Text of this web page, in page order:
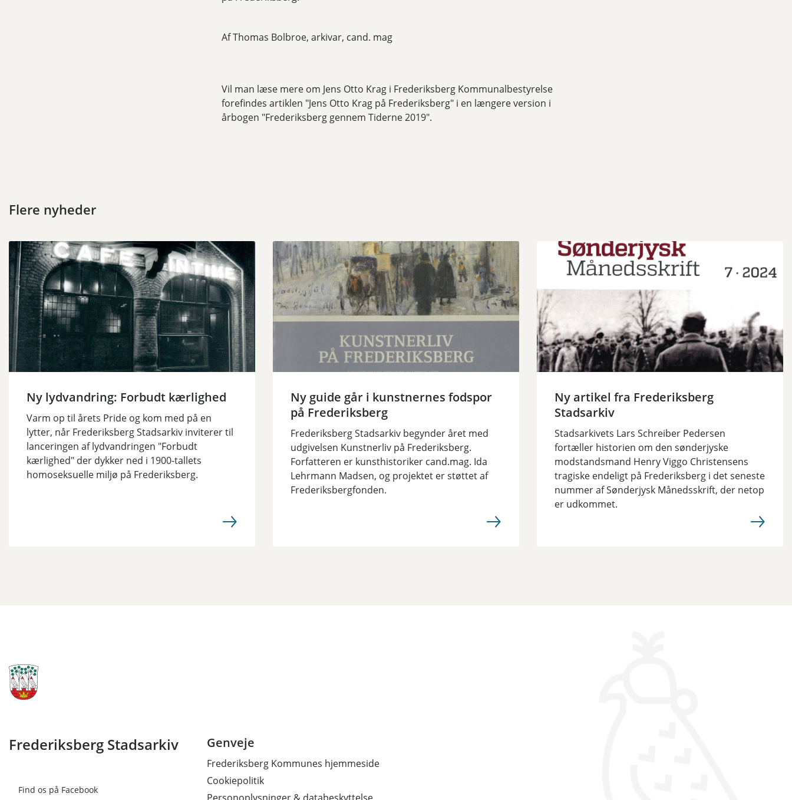
Af Thomas Bolbroe, arkivar, cand. mag
Vil man læse mere om Jens Otto Krag i Frederiksberg Kommunalbestyrelse
forefindes artiklen "Jens Otto Krag på Frederiksberg" i en længere version i
årbogen "Frederiksberg gennem Tiderne 2019".
Flere nyheder
Ny lydvandring: Forbudt kærlighed
Varm op til årets Pride og kom med på en
lytter, når Frederiksberg Stadsarkiv inviterer til
lanceringen af lydvandringen "Forbudt
kærlighed" der dykker ned i 1900-tallets
homoseksuelle miljø på Frederiksberg.
Ny guide går i kunstnernes fodspor
på Frederiksberg
Frederiksberg Stadsarkiv begynder året med
udgivelsen Kunstnerliv på Frederiksberg.
Forfatteren er kunsthistoriker cand.mag. Ida
Lehrmann Madsen, og projektet er støttet af
Frederiksbergfonden.
Ny artikel fra Frederiksberg
Stadsarkiv
Stadsarkivets Lars Schreiber Pedersen
fortæller historien om den sønderjyske
modstandsmand Henry Viggo Christensens
tragiske endeligt på Frederiksberg i det seneste
nummer af Sønderjysk Månedsskrift, der netop
er udkommet.
Frederiksberg Stadsarkiv
Find os på Facebook
Genveje
Frederiksberg Kommunes hjemmeside
Cookiepolitik